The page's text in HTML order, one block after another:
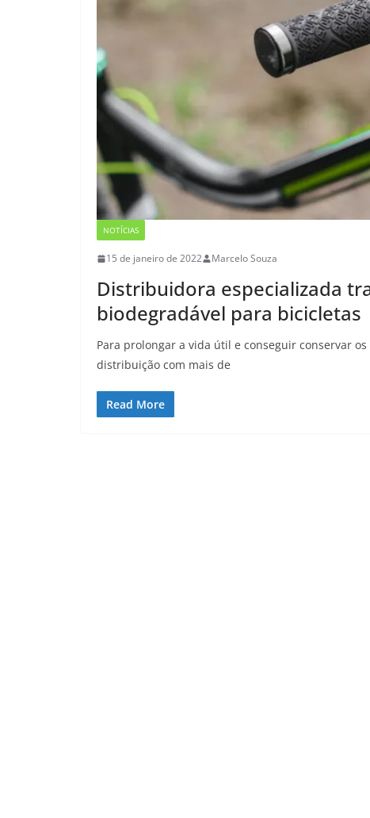
NOTÍCIAS
15 de janeiro de 2022 Marcelo Souza
Distribuidora especializada
biodegradável para bicicletas
Para prolongar a vida útil e conseguir conservar
distribuição com mais de
Read More